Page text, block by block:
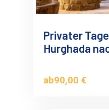
Privater
Hurghada
Reiseführer
ab90,00 €